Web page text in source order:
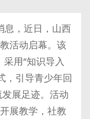
息，近日，山西
活动启幕。该
用“知识导入
，引导青少年回
展足迹。活动
展教学，社教